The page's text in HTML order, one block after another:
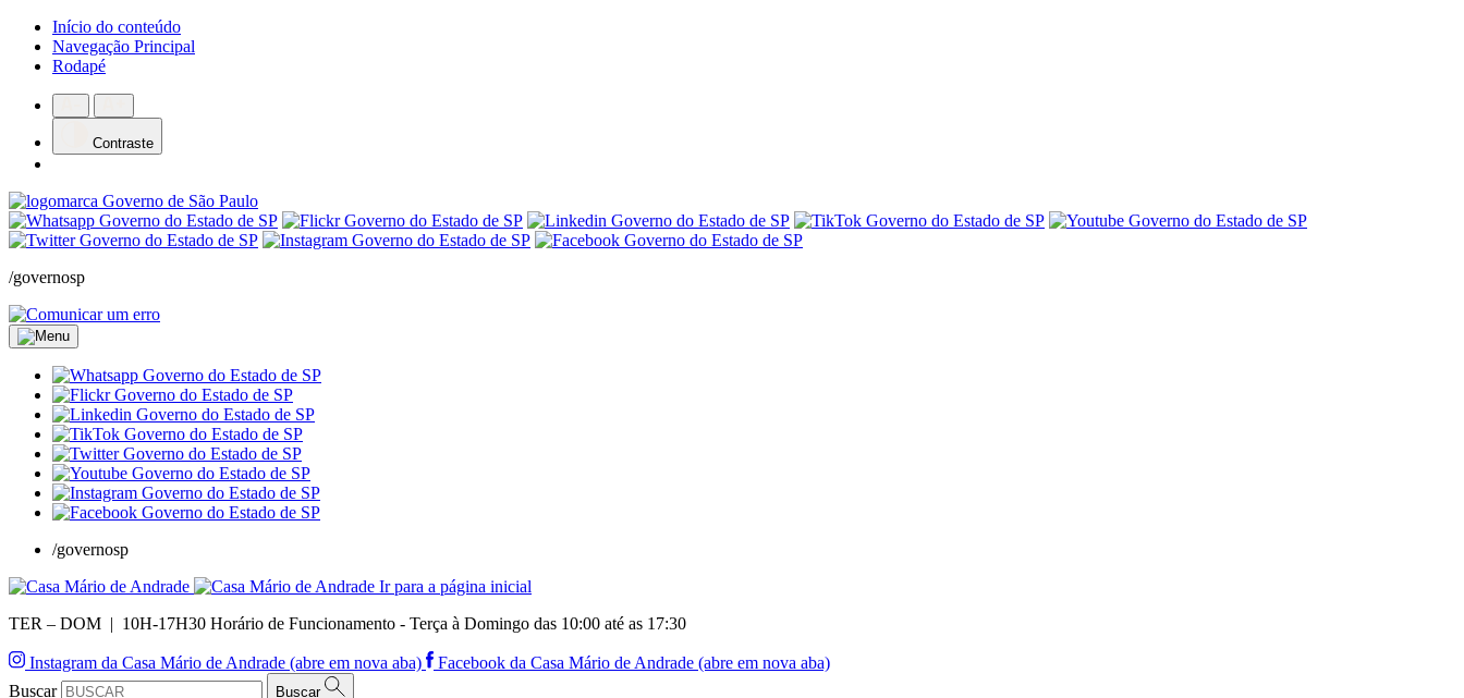
Início do conteúdo
Navegação Principal
Rodapé
Contraste
/governosp
/governosp
Ir para a página inicial
TER – DOM | 10H-17H30 Horário de Funcionamento - Terça à Domingo das 10:00 até as 17:30
Instagram da Casa Mário de Andrade (abre em nova aba)
Facebook da Casa Mário de Andrade (abre em nova aba)
Buscar
Buscar